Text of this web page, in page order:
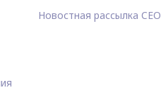
Новостная рассылка CEO